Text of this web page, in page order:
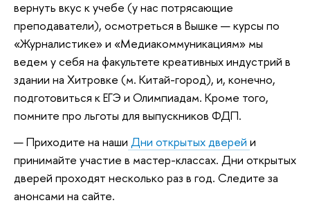
вернуть вкус к учебе (у нас потрясающие
преподаватели), осмотреться в Вышке — курсы по
«Журналистике» и «Медиакоммуникациям» мы
ведем у себя на факультете креативных индустрий в
здании на Хитровке (м. Китай-город), и, конечно,
подготовиться к ЕГЭ и Олимпиадам. Кроме того,
помните про льготы для выпускников ФДП.
Приходите на наши Дни открытых дверей и
принимайте участие в мастер-классах. Дни открытых
дверей проходят несколько раз в год. Следите за
анонсами на сайте.